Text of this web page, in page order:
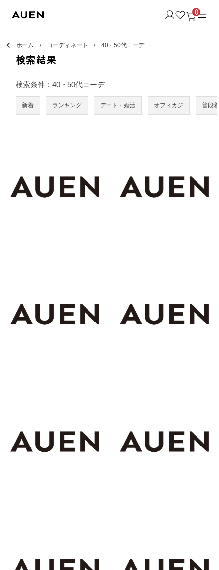
0
ホーム コーディネート 40・50代コーデ
検索結果
検索条件：40・50代コーデ
新着 ランキング デート・婚活 オフィカジ 普段